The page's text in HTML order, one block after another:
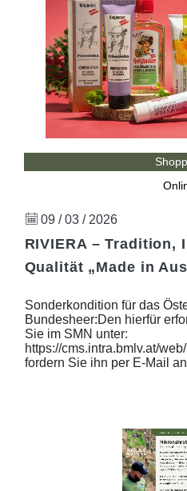
09 / 03 / 2026
RIVIERA – Tradition,
Qualität „Made in
Sonderkondition für das
Bundesheer:Den hierfür
Sie im SMN unter:
https://cms.intra.bmlv.at/
fordern Sie ihn per E-Mail